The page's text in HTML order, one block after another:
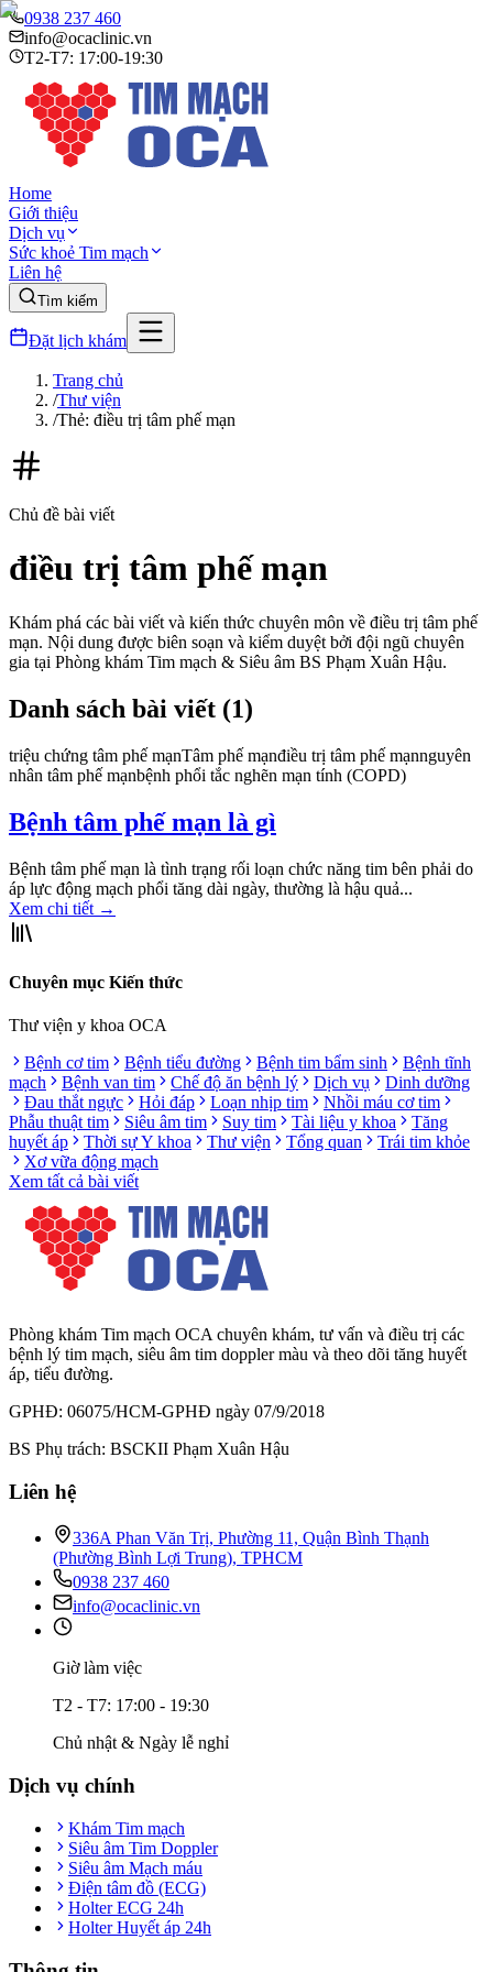
0938 237 460
info@ocaclinic.vn
T2-T7: 17:00-19:30
Home
Giới thiệu
Dịch vụ
Sức khoẻ Tim mạch
Liên hệ
Tìm kiếm
Đặt lịch khám
Trang chủ
/Thư viện
/Thẻ: điều trị tâm phế mạn
Chủ đề bài viết
điều trị tâm phế mạn
Khám phá các bài viết và kiến thức chuyên môn về điều trị tâm phế
mạn. Nội dung được biên soạn và kiểm duyệt bởi đội ngũ chuyên
gia tại Phòng khám Tim mạch & Siêu âm BS Phạm Xuân Hậu.
Danh sách bài viết (1)
triệu chứng tâm phế mạnTâm phế mạnđiều trị tâm phế mạnnguyên
nhân tâm phế mạnbệnh phổi tắc nghẽn mạn tính (COPD)
Bệnh tâm phế mạn là gì
Bệnh tâm phế mạn là tình trạng rối loạn chức năng tim bên phải do
áp lực động mạch phổi tăng dài ngày, thường là hậu quả...
Xem chi tiết →
Chuyên mục Kiến thức
Thư viện y khoa OCA
Bệnh cơ tim
Bệnh tiểu đường Bệnh tim bẩm sinh
Bệnh tĩnh
mạch
Bệnh van tim Chế độ ăn bệnh lý Dịch vụ
Dinh dưỡng
Đau thắt ngực
Hỏi đáp Loạn nhịp tim
Nhồi máu cơ tim
Phẫu thuật tim
Siêu âm tim Suy tim Tài liệu y khoa
Tăng
huyết áp
Thời sự Y khoa Thư viện Tổng quan
Trái tim khỏe
Xơ vữa động mạch
Xem tất cả bài viết
Phòng khám Tim mạch OCA chuyên khám, tư vấn và điều trị các
bệnh lý tim mạch, siêu âm tim doppler màu và theo dõi tăng huyết
áp, tiểu đường.
GPHĐ: 06075/HCM-GPHĐ ngày 07/9/2018
BS Phụ trách: BSCKII Phạm Xuân Hậu
Liên hệ
336A Phan Văn Trị, Phường 11, Quận Bình Thạnh
(Phường Bình Lợi Trung), TPHCM
0938 237 460
info@ocaclinic.vn
Giờ làm việc
T2 - T7: 17:00 - 19:30
Chủ nhật & Ngày lễ nghỉ
Dịch vụ chính
Khám Tim mạch
Siêu âm Tim Doppler
Siêu âm Mạch máu
Điện tâm đồ (ECG)
Holter ECG 24h
Holter Huyết áp 24h